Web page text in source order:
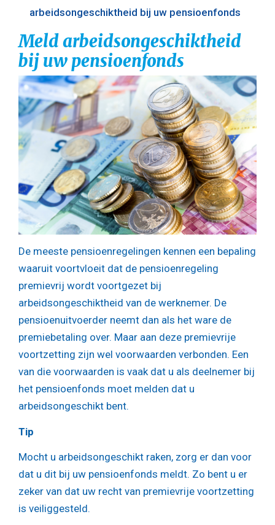
arbeidsongeschiktheid bij uw pensioenfonds
Meld arbeidsongeschiktheid
bij uw pensioenfonds
De meeste pensioenregelingen kennen een bepaling
waaruit voortvloeit dat de pensioenregeling
premievrij wordt voortgezet bij
arbeidsongeschiktheid van de werknemer. De
pensioenuitvoerder neemt dan als het ware de
premiebetaling over. Maar aan deze premievrije
voortzetting zijn wel voorwaarden verbonden. Een
van die voorwaarden is vaak dat u als deelnemer bij
het pensioenfonds moet melden dat u
arbeidsongeschikt bent.
Tip
Mocht u arbeidsongeschikt raken, zorg er dan voor
dat u dit bij uw pensioenfonds meldt. Zo bent u er
zeker van dat uw recht van premievrije voortzetting
is veiliggesteld.